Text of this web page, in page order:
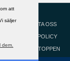
att
säljer
HJÄLP
KONTAKTA OSS
COOKIEPOLICY
GÅ TILL TOPPEN